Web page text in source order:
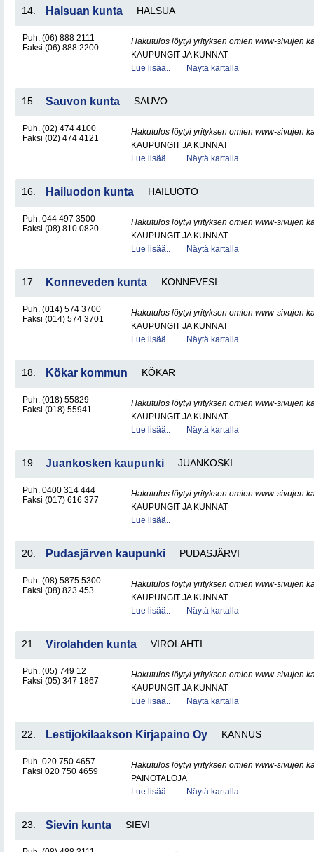
14. Halsuan kunta HALSUA
Puh. (06) 888 2111
Faksi (06) 888 2200
Hakutulos löytyi yrityksen omien www-sivujen
KAUPUNGIT JA KUNNAT
Lue lisää..
Näytä kartalla
15. Sauvon kunta SAUVO
Puh. (02) 474 4100
Faksi (02) 474 4121
Hakutulos löytyi yrityksen omien www-sivujen
KAUPUNGIT JA KUNNAT
Lue lisää..
Näytä kartalla
16. Hailuodon kunta HAILUOTO
Puh. 044 497 3500
Faksi (08) 810 0820
Hakutulos löytyi yrityksen omien www-sivujen
KAUPUNGIT JA KUNNAT
Lue lisää..
Näytä kartalla
17. Konneveden kunta KONNEVESI
Puh. (014) 574 3700
Faksi (014) 574 3701
Hakutulos löytyi yrityksen omien www-sivujen
KAUPUNGIT JA KUNNAT
Lue lisää..
Näytä kartalla
18. Kökar kommun KÖKAR
Puh. (018) 55829
Faksi (018) 55941
Hakutulos löytyi yrityksen omien www-sivujen
KAUPUNGIT JA KUNNAT
Lue lisää..
Näytä kartalla
19. Juankosken kaupunki JUANKOSKI
Puh. 0400 314 444
Faksi (017) 616 377
Hakutulos löytyi yrityksen omien www-sivujen
KAUPUNGIT JA KUNNAT
Lue lisää..
20. Pudasjärven kaupunki PUDASJÄRVI
Puh. (08) 5875 5300
Faksi (08) 823 453
Hakutulos löytyi yrityksen omien www-sivujen
KAUPUNGIT JA KUNNAT
Lue lisää..
Näytä kartalla
21. Virolahden kunta VIROLAHTI
Puh. (05) 749 12
Faksi (05) 347 1867
Hakutulos löytyi yrityksen omien www-sivujen
KAUPUNGIT JA KUNNAT
Lue lisää..
Näytä kartalla
22. Lestijokilaakson Kirjapaino Oy KANNUS
Puh. 020 750 4657
Faksi 020 750 4659
Hakutulos löytyi yrityksen omien www-sivujen
PAINOTALOJA
Lue lisää..
Näytä kartalla
23. Sievin kunta SIEVI